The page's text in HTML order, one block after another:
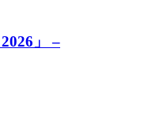
」 –